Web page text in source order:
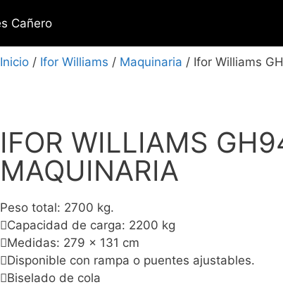
Inicio / Ifor Williams / Maquinaria / Ifor Williams
IFOR WILLIAMS
MAQUINARIA
Peso total: 2700 kg.
Capacidad de carga: 2200 kg
Medidas: 279 x 131 cm
Disponible con rampa o puentes ajustables.
Biselado de cola